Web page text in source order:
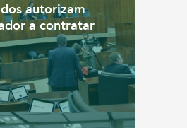
autorizam
a contratar